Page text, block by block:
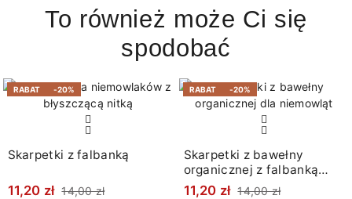
To również może Ci się
spodobać
RABAT -20%
Skarpetki z falbanką
11,20 zł 14,00 zł
RABAT -20%
Skarpetki z bawełny
organicznej z falbanką
melanż beżowy
11,20 zł 14,00 zł